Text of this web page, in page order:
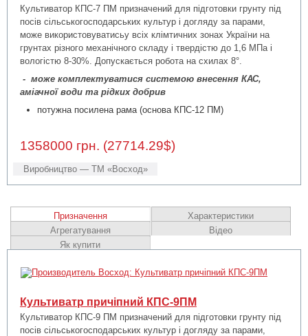
Культиватор КПС-7 ПМ призначений для підготовки грунту під
посів сільськогосподарських культур і догляду за парами,
може використовуватисьу всіх клімтичних зонах України на
грунтах різного механічного складу і твердістю до 1,6 МПа і
вологістю 8-30%. Допускається робота на схилах 8°.
- може комплектуватися системою внесення КАС,
аміачної води та рідких добрив
потужна посилена рама (основа КПС-12 ПМ)
1358000 грн. (27714.29$)
Виробництво — ТМ «Восход»
Призначення
Характеристики
Агрегатування
Відео
Як купити
Культиватр причіпний КПС-9ПМ
Культиватор КПС-9 ПМ призначений для підготовки грунту під
посів сільськогосподарських культур і догляду за парами,